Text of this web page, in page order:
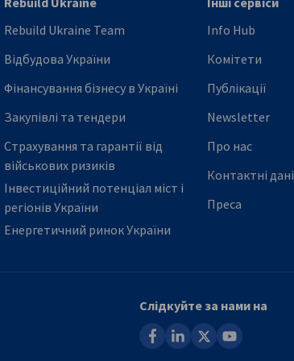
Rebuild Ukraine Team
Відбудова України
Фінансування бізнесу в Україні
Закупівлі та тендери
Страхування та гарантії від
військових ризиків
Інвестиційний потенціал міст і
регіонів України
Енергетичний ринок України
Info Hub
Комітети
Публікації
Newsletter
Про нас
Контактні дані
Преса
Слідкуйте за нами на
facebooklinkedin youtube